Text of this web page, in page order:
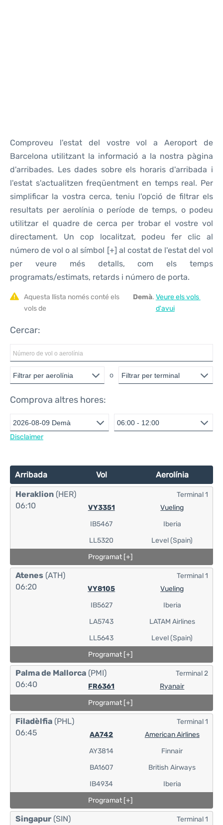
Comproveu l'estat del vostre vol a Aeroport de
Barcelona utilitzant la informació a la nostra pàgina
d'arribades. Les dades sobre els horaris d'arribada i
l'estat s'actualitzen freqüentment en temps real. Per
simplificar la vostra cerca, teniu l'opció de filtrar els
resultats per aerolínia o període de temps, o podeu
utilitzar el quadre de cerca per trobar el vostre vol
directament. Un cop localitzat, podeu fer clic al
número de vol o al símbol [+] al costat de l'estat del vol
per veure més detalls, com els temps
programats/estimats, retards i número de porta.
Aquesta llista només conté els
vols de
Demà. Veure els vols
d'avui
Cercar:
o
Comprova altres hores:
Disclaimer
Arribada Vol Aerolínia
Heraklion (HER)
06:10
VY3351
IB5467
LL5320
Vueling
Iberia
Level (Spain)
Terminal 1
Programat [+]
Atenes (ATH)
06:20
VY8105
IB5627
LA5743
LL5643
Vueling
Iberia
LATAM Airlines
Level (Spain)
Terminal 1
Programat [+]
Palma de Mallorca (PMI)
06:40
FR6361 Ryanair
Terminal 2
Programat [+]
Filadèlfia (PHL)
06:45
AA742
AY3814
BA1607
IB4934
American Airlines
Finnair
British Airways
Iberia
Terminal 1
Programat [+]
Singapur (SIN)
Terminal 1